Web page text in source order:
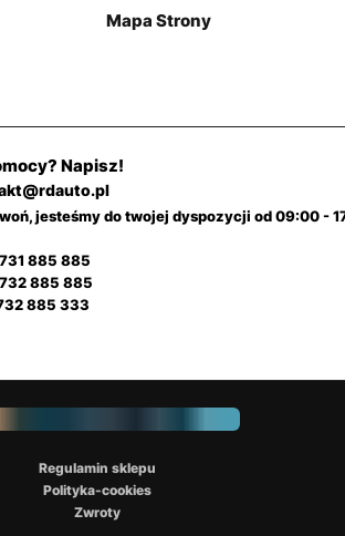
Mapa Strony
Napisz!
jesteśmy do twojej dyspozycji od 09:00 -
885 885
885 885
885 333
Regulamin sklepu
Polityka-cookies
Zwroty